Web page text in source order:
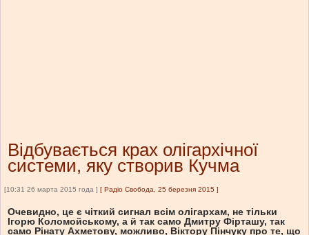
Відбувається крах олігархічної
системи, яку створив Кучма
[10:31 26 марта 2015 года ] [ Радіо Свобода, 25 березня 2015 ]
Очевидно, це є чіткий сигнал всім олігархам, не тільки
Ігорю Коломойському, а й так само Дмитру Фірташу, так
само Рінату Ахметову, можливо, Віктору Пінчуку про те, що